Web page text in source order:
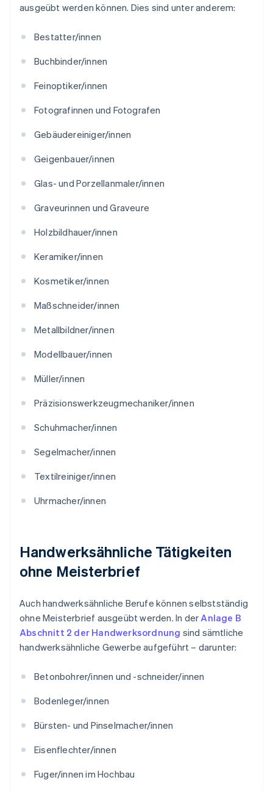
ausgeübt werden können. Dies sind unter anderem:
Bestatter/innen
Buchbinder/innen
Feinoptiker/innen
Fotografinnen und Fotografen
Gebäudereiniger/innen
Geigenbauer/innen
Glas- und Porzellanmaler/innen
Graveurinnen und Graveure
Holzbildhauer/innen
Keramiker/innen
Kosmetiker/innen
Maßschneider/innen
Metallbildner/innen
Modellbauer/innen
Müller/innen
Präzisionswerkzeugmechaniker/innen
Schuhmacher/innen
Segelmacher/innen
Textilreiniger/innen
Uhrmacher/innen
Handwerksähnliche Tätigkeiten
ohne Meisterbrief
Auch handwerksähnliche Berufe können selbstständig
ohne Meisterbrief ausgeübt werden. In derAnlage B
Abschnitt 2 der Handwerksordnung sind sämtliche
handwerksähnliche Gewerbe aufgeführt – darunter:
Betonbohrer/innen und -schneider/innen
Bodenleger/innen
Bürsten- und Pinselmacher/innen
Eisenflechter/innen
Fuger/innen im Hochbau